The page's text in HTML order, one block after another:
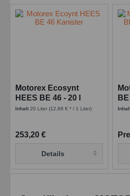
Motorex Ecosynt
HEES BE 46 - 20 l
Kanister
Inhalt20 Liter(12,66 € * / 1 Liter)
253,20 €
Details